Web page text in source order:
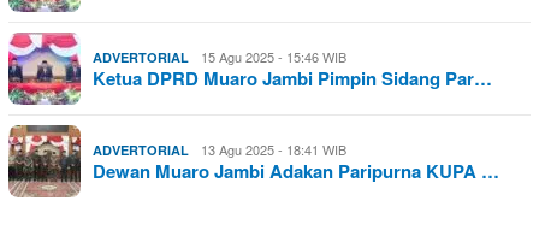
ADVERTORIAL 15 Agu 2025 - 15:46 WIB
Ketua DPRD Muaro Jambi Pimpin Sidang Par…
ADVERTORIAL 13 Agu 2025 - 18:41 WIB
Dewan Muaro Jambi Adakan Paripurna KUPA …